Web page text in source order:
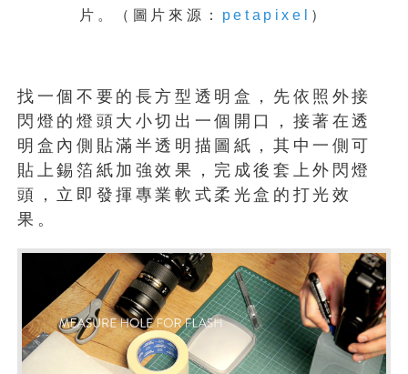
片。（圖片來源： petapixel ）
找一個不要的長方型透明盒，先依照外接
閃燈的燈頭大小切出一個開口，接著在透
明盒內側貼滿半透明描圖紙，其中一側可
貼上錫箔紙加強效果，完成後套上外閃燈
頭，立即發揮專業軟式柔光盒的打光效
果。